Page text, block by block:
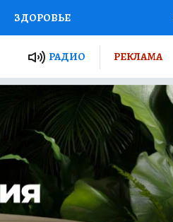
ЗДОРОВЬЕ
РОССИИ
ПУТЕВОДИТЕЛЬ
ТУРИЗМ
ПОТРЕБИТЕЛЯ ВСЕ О КП
РАДИО РЕКЛАМА